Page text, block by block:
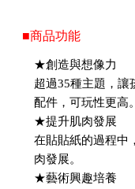
■商品功能
★創造與想像力
超過35種主題，讓
配件，可玩性更高。
★提升肌肉發展
在貼貼紙的過程中
肉發展。
★藝術興趣培養